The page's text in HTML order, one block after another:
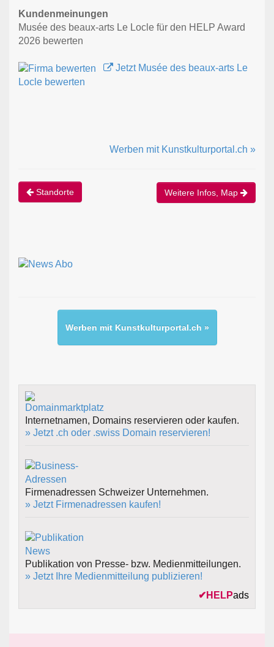
Kundenmeinungen
Musée des beaux-arts Le Locle für den HELP Award
2026 bewerten
Jetzt Musée des beaux-arts Le
Locle bewerten
Werben mit Kunstkulturportal.ch »
Standorte Weitere Infos, Map
Werben mit Kunstkulturportal.ch »
Internetnamen, Domains reservieren oder kaufen.
» Jetzt .ch oder .swiss Domain reservieren!
Firmenadressen Schweizer Unternehmen.
» Jetzt Firmenadressen kaufen!
Publikation von Presse- bzw. Medienmitteilungen.
» Jetzt Ihre Medienmitteilung publizieren!
✔ HELPads